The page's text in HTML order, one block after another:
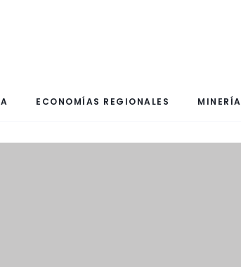
ECONOMÍAS REGIONALES MINERÍA